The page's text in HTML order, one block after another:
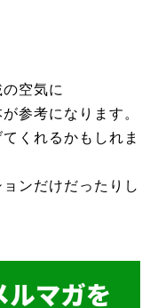
空気に
参考になります。
くれるかもしれま
ンだけだったりし